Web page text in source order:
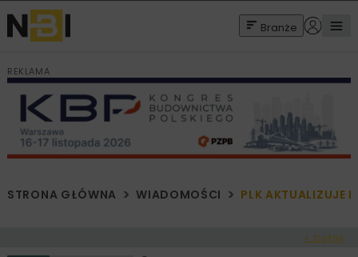
Branże
REKLAMA
STRONA GŁÓWNA WIADOMOŚCI PLK AKTUALIZUJE
< Cofnij